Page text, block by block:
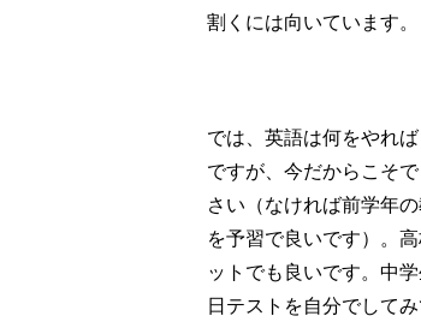
割くには向いています。
では、英語は何をやれ
ですが、今だからこそ
さい（なければ前学年
を予習で良いです）。
ットでも良いです。中
日テストを自分でして